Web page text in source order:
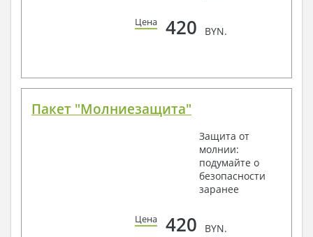
Цена 420 BYN.
Пакет "Молниезащита"
Защита от
молнии:
подумайте о
безопасности
заранее
Цена 420 BYN.